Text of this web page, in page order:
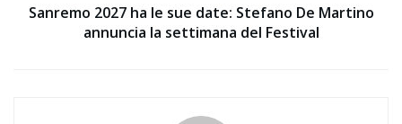
Sanremo 2027 ha le sue date: Stefano De Martino
annuncia la settimana del Festival